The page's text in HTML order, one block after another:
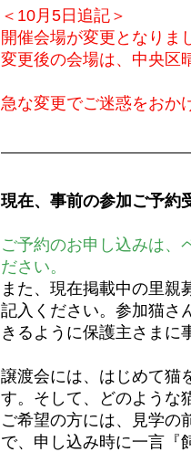
＜10月5日追記＞
開催会場が変更となりま
変更後の会場は、中央区
急な変更でご迷惑をおか
現在、事前の参加ご予約
ご予約のお申し込みは、
ださい。
また、現在掲載中の里親
記入ください。参加猫さ
きるように保護主さまに
譲渡会には、はじめて猫
す。そして、どのような
ご希望の方には、見学の
で、申し込み時に一言『